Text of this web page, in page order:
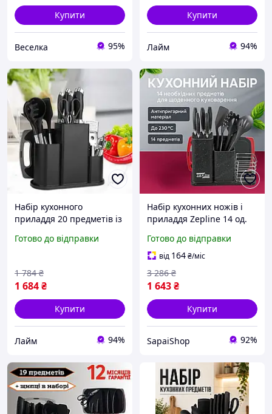
Купити
Веселка 95%
Купити
Лайм 94%
Набір кухонного
приладдя 20 предметів із
ножі обробна дошка
Готово до відправки
1 684₴
1 784 ₴
Купити
Лайм 94%
Набір кухонних ножів і
приладдя Zepline 14 од.
підставці для м яса овочів
з дошкою
Готово до відправки
від 164₴/міс
1 643₴
3 286 ₴
Купити
SapaiShop 92%